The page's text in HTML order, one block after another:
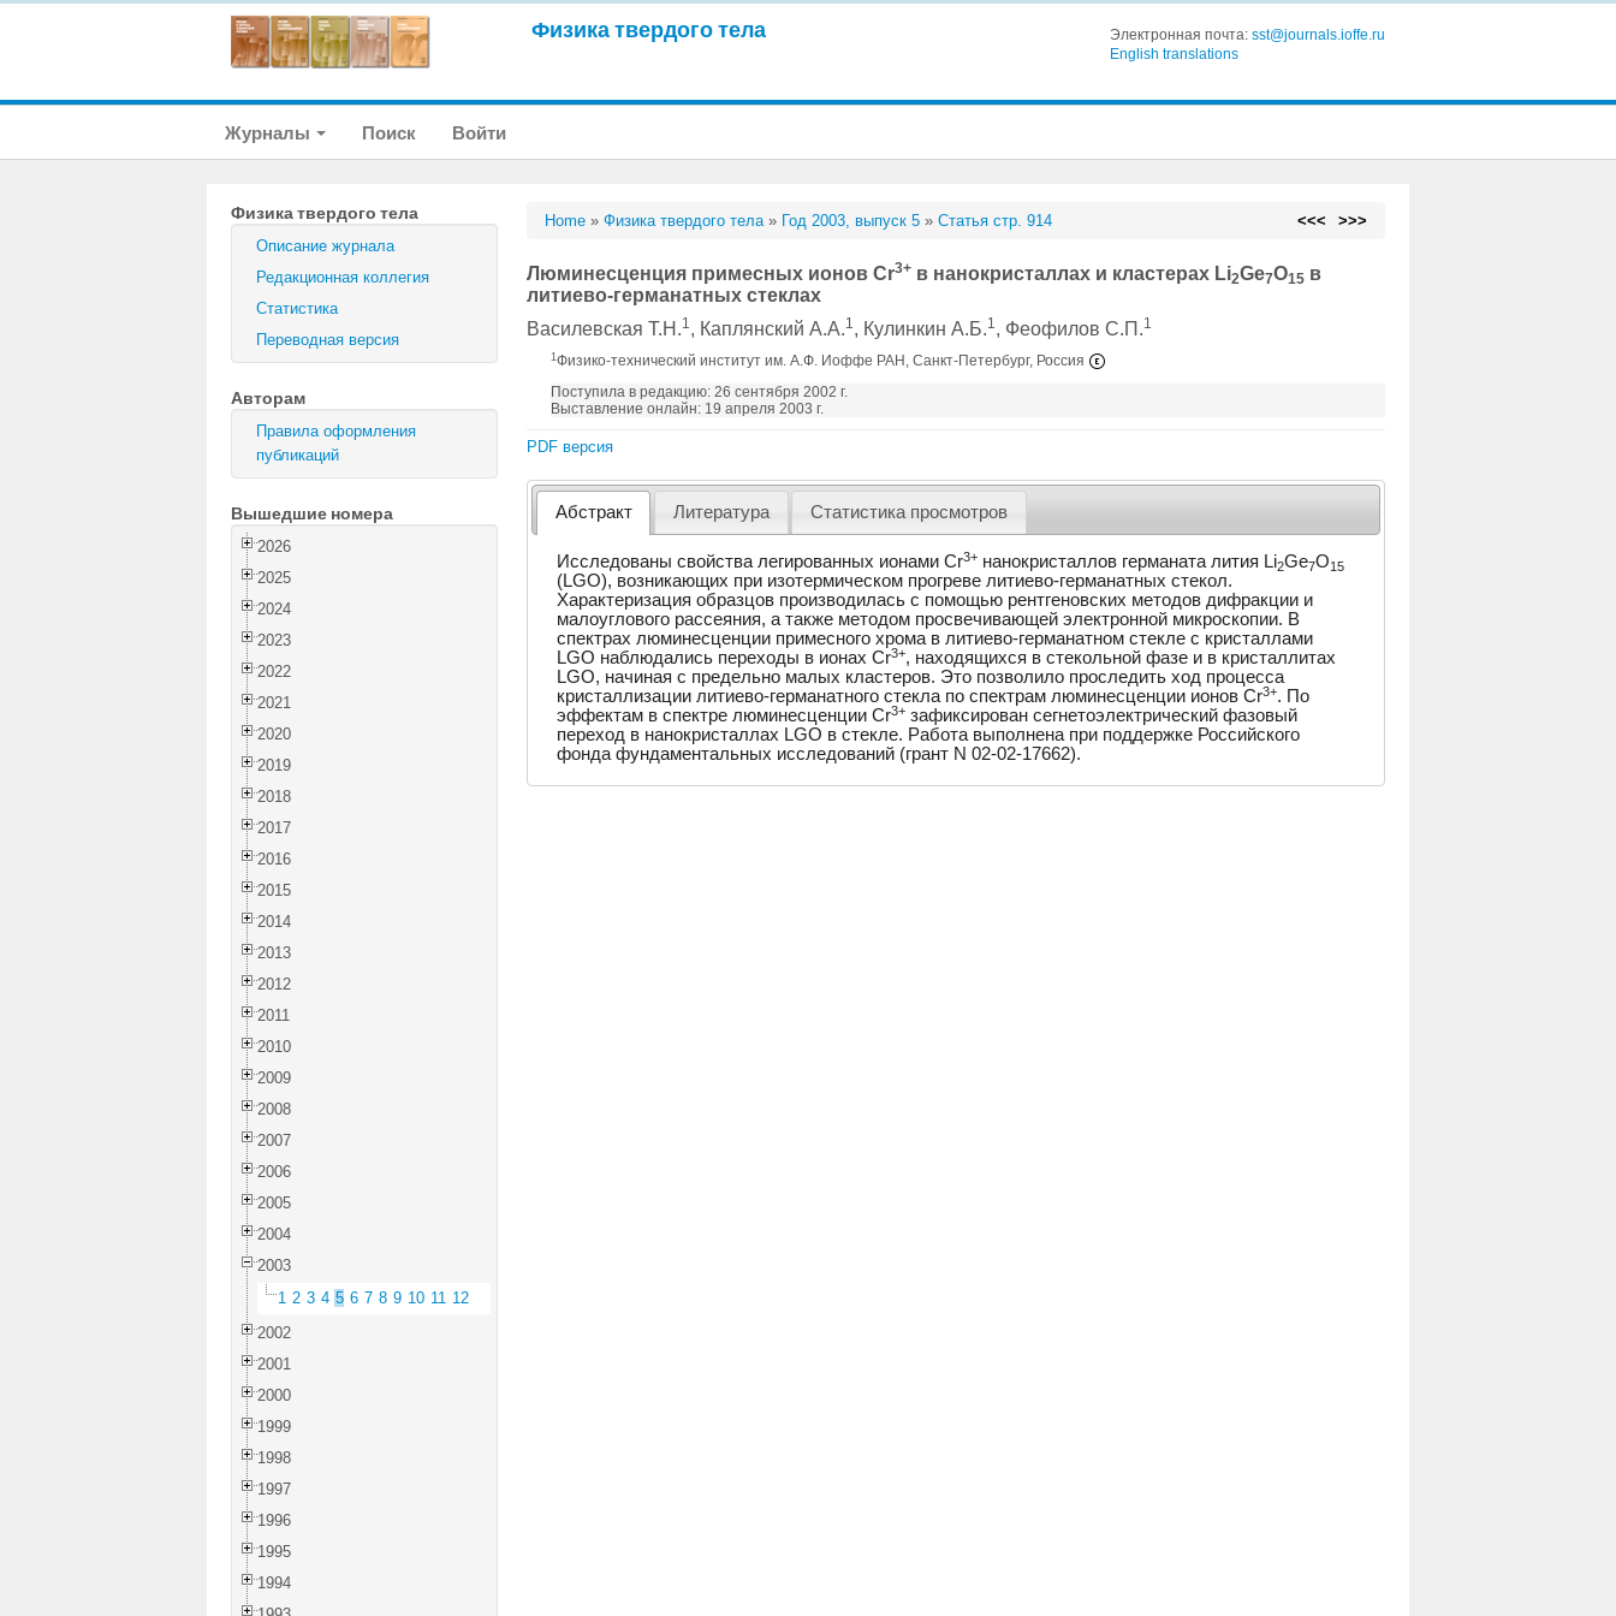
Физика твердого тела Электронная почта: sst@journals.ioffe.ru
English translations
Журналы Поиск Войти
Физика твердого тела
Описание журнала
Редакционная коллегия
Статистика
Переводная версия
Авторам
Правила оформления
публикаций
Вышедшие номера
2026
2025
2024
2023
2022
2021
2020
2019
2018
2017
2016
2015
2014
2013
2012
2011
2010
2009
2008
2007
2006
2005
2004
2003
1 2 3 4 5 6 7 8 9 10 11 12
2002
2001
2000
1999
1998
1997
1996
1995
1994
Home »Физика твердого тела» Год 2003, выпуск 5 »Статья стр. 914 <<< >>>
Люминесценция примесных ионов Cr3+ в нанокристаллах и кластерах Li2Ge7O15 в
литиево-германатных стеклах
Василевская Т.Н.1, Каплянский А.А.1, Кулинкин А.Б.1, Феофилов С.П.1
1Физико-технический институт им. А.Ф. Иоффе РАН, Санкт-Петербург, Россия
Поступила в редакцию: 26 сентября 2002 г.
Выставление онлайн: 19 апреля 2003 г.
PDF версия
Абстракт Литература Статистика просмотров
Исследованы свойства легированных ионами Cr3+нанокристаллов германата лития Li2Ge7O15
(LGO), возникающих при изотермическом прогреве литиево-германатных стекол.
Характеризация образцов производилась с помощью рентгеновских методов дифракции и
малоуглового рассеяния, а также методом просвечивающей электронной микроскопии. В
спектрах люминесценции примесного хрома в литиево-германатном стекле с кристаллами
LGO наблюдались переходы в ионах Cr3+, находящихся в стекольной фазе и в кристаллитах
LGO, начиная с предельно малых кластеров. Это позволило проследить ход процесса
кристаллизации литиево-германатного стекла по спектрам люминесценции ионов Cr3+. По
эффектам в спектре люминесценции Cr3+зафиксирован сегнетоэлектрический фазовый
переход в нанокристаллах LGO в стекле. Работа выполнена при поддержке Российского
фонда фундаментальных исследований (грант N 02-02-17662).